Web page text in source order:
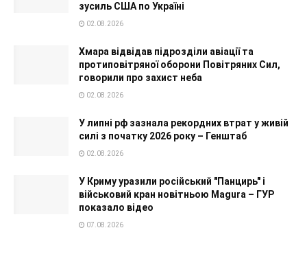
зусиль США по Україні
02.08.2026
Хмара відвідав підрозділи авіації та
протиповітряної оборони Повітряних Сил,
говорили про захист неба
02.08.2026
У липні рф зазнала рекордних втрат у живій
силі з початку 2026 року – Генштаб
02.08.2026
У Криму уразили російський "Панцирь" і
військовий кран новітньою Magura – ГУР
показало відео
07.08.2026